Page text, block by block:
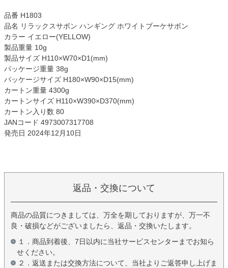
品番 H1803
品名 リラックスサボン ハンギング ホワイトブーケサボン
カラー イエロー(YELLOW)
製品重量 10g
製品サイズ H110×W70×D1(mm)
パッケージ重量 38g
パッケージサイズ H180×W90×D15(mm)
カートン重量 4300g
カートンサイズ H110×W390×D370(mm)
カートン入り数 80
JANコード 4973007317708
発売日 2024年12月10日
返品・交換について
商品の品質につきましては、万全を期しておりますが、万一不
良・破損などがございましたら、返品・交換いたします。
１．商品到着後、7日以内に当社サービスセンターまでお知ら
せください。
２．返送または交換方法について、当社よりご返答申し上げま